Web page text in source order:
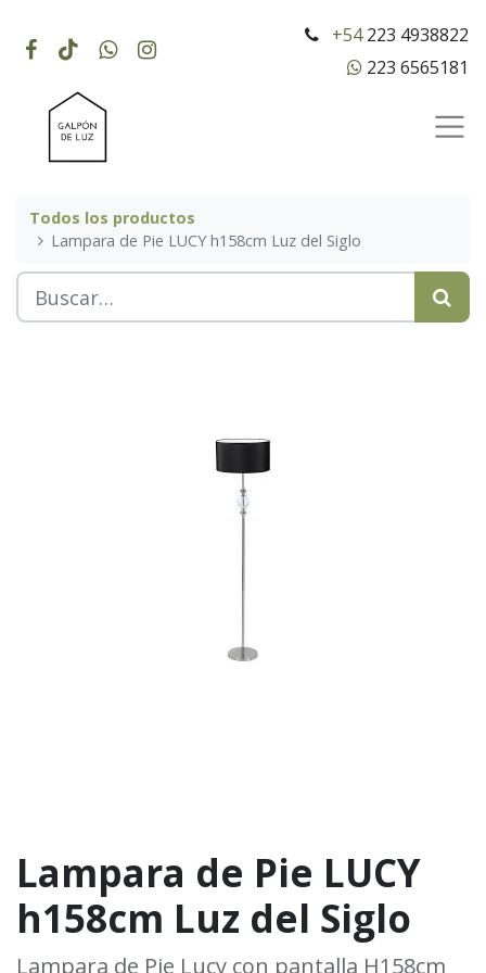
+54223 4938822
223 6565181
Todos los productos
Lampara de Pie LUCY h158cm Luz del Siglo
Lampara de Pie LUCY
h158cm Luz del Siglo
Lampara de Pie Lucy con pantalla H158cm